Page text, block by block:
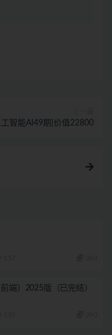
智能AI49期|价值22800
端）2025版（已完结）